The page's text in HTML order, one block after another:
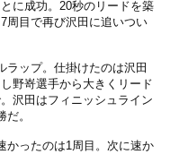
に成功。20秒のリードを築
周目で再び沢田に追いつい
ラップ。仕掛けたのは沢田
野嵜選手から大きくリード
沢田はフィニッシュライン
。
かったのは1周目。次に速か